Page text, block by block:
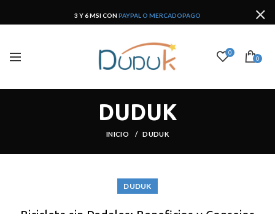
3 Y 6 MSI CON PAYPAL O MERCADOPAGO
0
0
DUDUK
INICIO DUDUK
DUDUK